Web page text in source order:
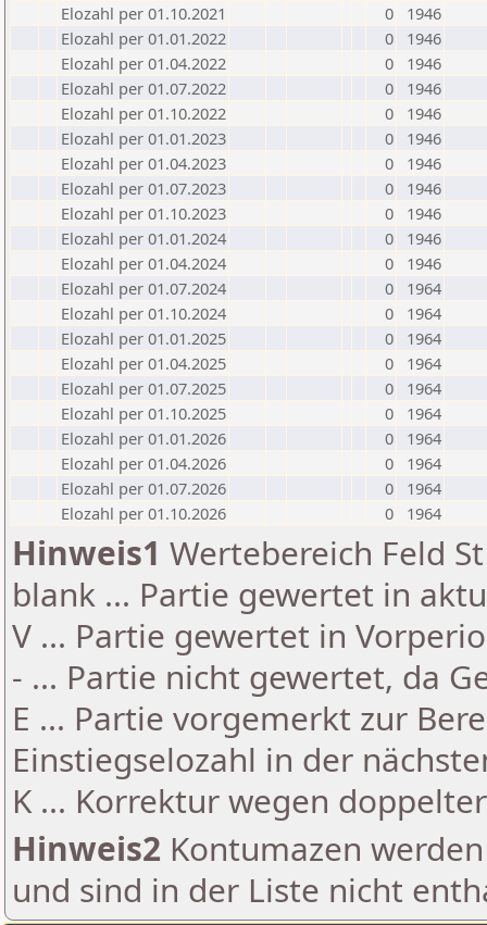
Elozahl per 01.10.2021
0
1946
Elozahl per 01.01.2022
0
1946
Elozahl per 01.04.2022
0
1946
Elozahl per 01.07.2022
0
1946
Elozahl per 01.10.2022
0
1946
Elozahl per 01.01.2023
0
1946
Elozahl per 01.04.2023
0
1946
Elozahl per 01.07.2023
0
1946
Elozahl per 01.10.2023
0
1946
Elozahl per 01.01.2024
0
1946
Elozahl per 01.04.2024
0
1946
Elozahl per 01.07.2024
0
1964
Elozahl per 01.10.2024
0
1964
Elozahl per 01.01.2025
0
1964
Elozahl per 01.04.2025
0
1964
Elozahl per 01.07.2025
0
1964
Elozahl per 01.10.2025
0
1964
Elozahl per 01.01.2026
0
1964
Elozahl per 01.04.2026
0
1964
Elozahl per 01.07.2026
0
1964
Elozahl per 01.10.2026
0 1964
Hinweis1 Wertebereich Feld
blank ... Partie gewertet in
V ... Partie gewertet in
- ... Partie nicht gewertet, da
E ... Partie vorgemerkt zur
Einstiegselozahl in der
K ... Korrektur wegen
Hinweis2 Kontumazen
und sind in der Liste nicht